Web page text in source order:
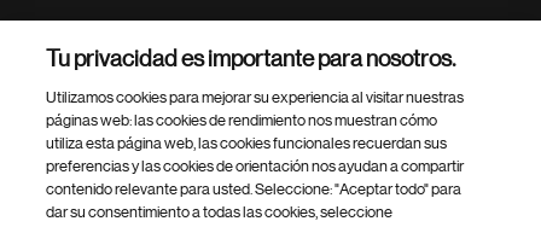
Footer Site Search
Tu privacidad es importante para nosotros.
Utilizamos cookies para mejorar su experiencia al visitar nuestras
páginas web: las cookies de rendimiento nos muestran cómo
utiliza esta página web, las cookies funcionales recuerdan sus
preferencias y las cookies de orientación nos ayudan a compartir
contenido relevante para usted. Seleccione: "Aceptar todo" para
dar su consentimiento a todas las cookies, seleccione